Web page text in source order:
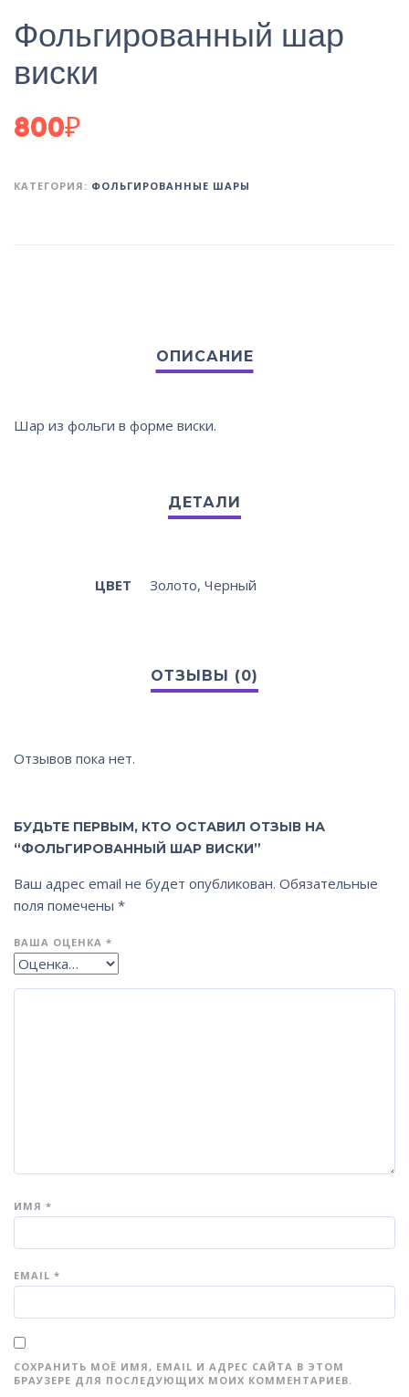
Фольгированный шар
виски
800₽
КАТЕГОРИЯ: ФОЛЬГИРОВАННЫЕ ШАРЫ
Шар из фольги в форме виски.
ЦВЕТ Золото, Черный
Отзывов пока нет.
БУДЬТЕ ПЕРВЫМ, КТО ОСТАВИЛ ОТЗЫВ НА
“ФОЛЬГИРОВАННЫЙ ШАР ВИСКИ”
Ваш адрес email не будет опубликован. Обязательные
поля помечены *
ВАША ОЦЕНКА *
ИМЯ *
EMAIL *
СОХРАНИТЬ МОЁ ИМЯ, EMAIL И АДРЕС САЙТА В ЭТОМ
БРАУЗЕРЕ ДЛЯ ПОСЛЕДУЮЩИХ МОИХ КОММЕНТАРИЕВ.